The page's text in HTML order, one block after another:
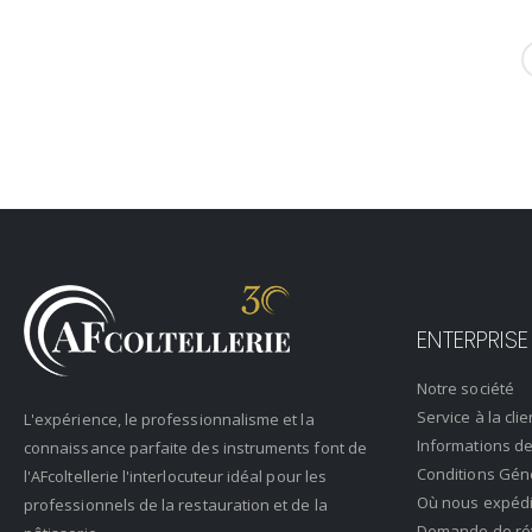
L'expérience, le professionnalisme et la
connaissance parfaite des instruments font de
l'AFcoltellerie l'interlocuteur idéal pour les
professionnels de la restauration et de la
ENTERPRISE
Notre société
Service à la
Informations
Conditions
Où nous